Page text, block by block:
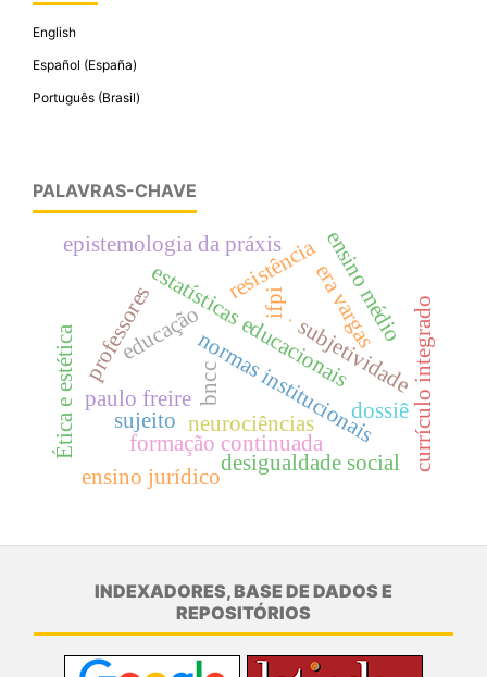
English
Español (España)
Português (Brasil)
PALAVRAS-CHAVE
educação
estatísticas educacionais
subjetividade
resistência
normas institucionais
sujeito
.
professores
epistemologia da práxis
formação continuada
desigualdade social
bncc
ensino médio
neurociências
ensino jurídico
paulo freire currículo integrado
dossiê
era vargas
Ética e estética
ifpi
INDEXADORES, BASE DE DADOS E
REPOSITÓRIOS